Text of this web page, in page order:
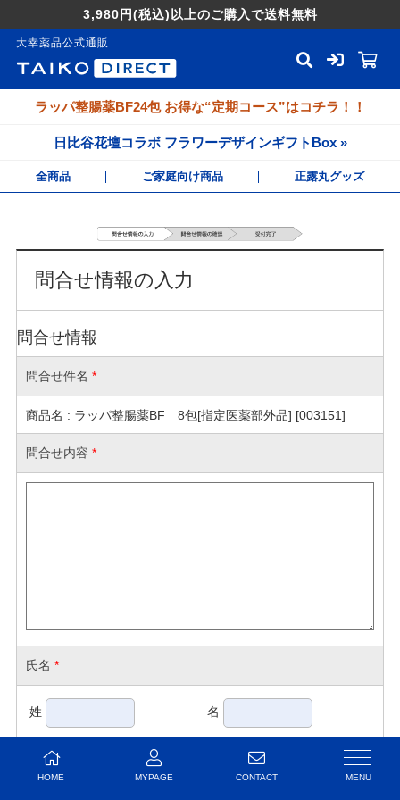
3,980円(税込) 以上のご購入で送料無料
大幸薬品公式通販
ラッパ整腸薬BF24包 お得な“定期コース”はコチラ！！
日比谷花壇コラボ フラワーデザインギフトBox »
全商品 ご家庭向け商品 正露丸グッズ
問合せ情報の入力
問合せ情報
問合せ件名 *
商品名 : ラッパ整腸薬BF 8包[指定医薬部外品] [003151]
問合せ内容 *
氏名 *
姓 名
HOME MYPAGE CONTACT